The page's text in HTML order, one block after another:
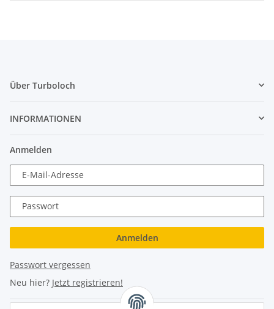
Über Turboloch
INFORMATIONEN
Anmelden
E-Mail-Adresse
Passwort
Anmelden
Passwort vergessen
Neu hier? Jetzt registrieren!